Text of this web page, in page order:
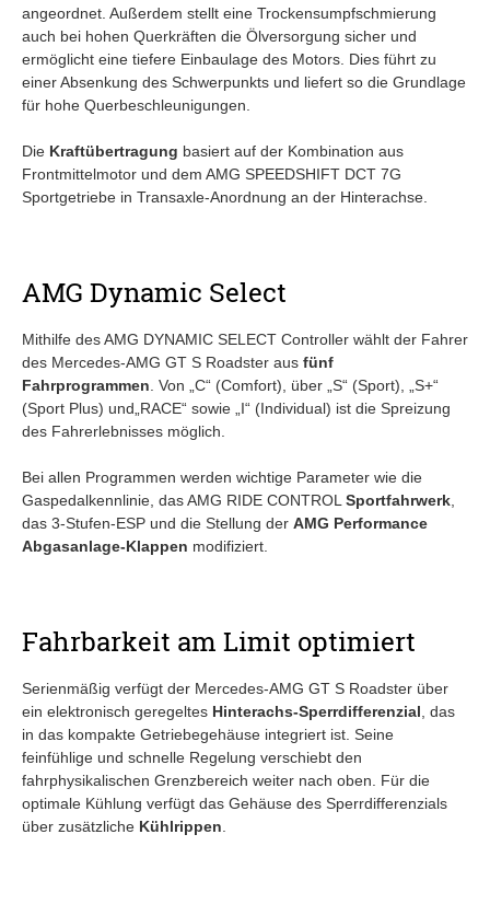
angeordnet. Außerdem stellt eine Trockensumpfschmierung
auch bei hohen Querkräften die Ölversorgung sicher und
ermöglicht eine tiefere Einbaulage des Motors. Dies führt zu
einer Absenkung des Schwerpunkts und liefert so die Grundlage
für hohe Querbeschleunigungen.
Die Kraftübertragung basiert auf der Kombination aus
Frontmittelmotor und dem AMG SPEEDSHIFT DCT 7G
Sportgetriebe in Transaxle-Anordnung an der Hinterachse.
AMG Dynamic Select
Mithilfe des AMG DYNAMIC SELECT Controller wählt der Fahrer
des Mercedes-AMG GT S Roadster aus fünf
Fahrprogrammen . Von „C“ (Comfort), über „S“ (Sport), „S+“
(Sport Plus) und„RACE“ sowie „I“ (Individual) ist die Spreizung
des Fahrerlebnisses möglich.
Bei allen Programmen werden wichtige Parameter wie die
Gaspedalkennlinie, das AMG RIDE CONTROL Sportfahrwerk
das 3-Stufen-ESP und die Stellung der AMG Performance
Abgasanlage-Klappen modifiziert.
Fahrbarkeit am Limit optimiert
Serienmäßig verfügt der Mercedes-AMG GT S Roadster über
ein elektronisch geregeltes Hinterachs-Sperrdifferenzial , das
in das kompakte Getriebegehäuse integriert ist. Seine
feinfühlige und schnelle Regelung verschiebt den
fahrphysikalischen Grenzbereich weiter nach oben. Für die
optimale Kühlung verfügt das Gehäuse des Sperrdifferenzials
über zusätzliche Kühlrippen